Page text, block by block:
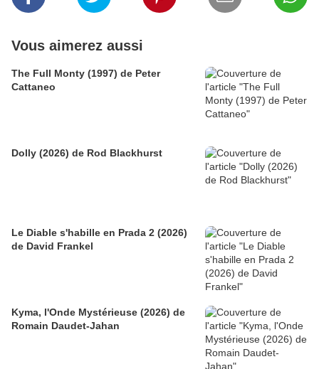
Vous aimerez aussi
The Full Monty (1997) de Peter
Cattaneo
Dolly (2026) de Rod Blackhurst
Le Diable s'habille en Prada 2 (2026)
de David Frankel
Kyma, l'Onde Mystérieuse (2026) de
Romain Daudet-Jahan